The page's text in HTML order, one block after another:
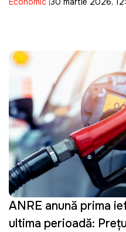
ANRE anunță prima
ultima perioadă: